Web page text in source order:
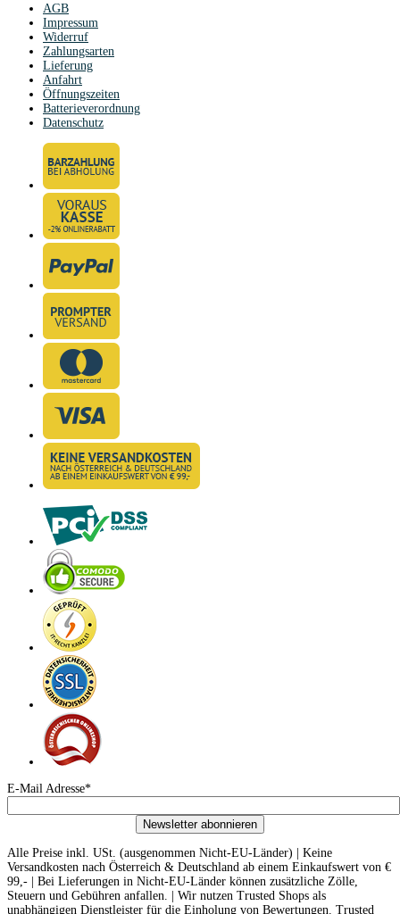
AGB
Impressum
Widerruf
Zahlungsarten
Lieferung
Anfahrt
Öffnungszeiten
Batterieverordnung
Datenschutz
E-Mail Adresse*
Newsletter abonnieren
Alle Preise inkl. USt. (ausgenommen Nicht-EU-Länder) | Keine
Versandkosten nach Österreich & Deutschland ab einem Einkaufswert von €
99,- | Bei Lieferungen in Nicht-EU-Länder können zusätzliche Zölle,
Steuern und Gebühren anfallen. | Wir nutzen Trusted Shops als
unabhängigen Dienstleister für die Einholung von Bewertungen. Trusted